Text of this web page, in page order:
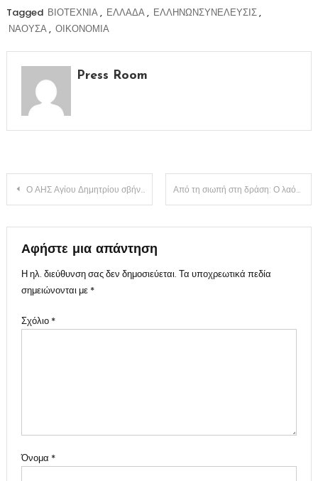
Tagged ΒΙΟΤΕΧΝΙΑ, ΕΛΛΑΔΑ, ΕΛΛΗΝΩΝΣΥΝΕΛΕΥΣΙΣ,
ΝΑΟΥΣΑ, ΟΙΚΟΝΟΜΙΑ
Press Room
Πλοήγηση
Ο ΑΗΣ Αγίου Δημητρίου σβήνει κι ένα κομμάτι της Ελλάδας σβήνει μαζί του Από τη σιωπή στη δράση: Ο λαός ως καθρέφτης της εξουσίας του
Αφήστε μια απάντηση
Η ηλ. διεύθυνση σας δεν δημοσιεύεται. Τα υποχρεωτικά πεδία
σημειώνονται με *
Σχόλιο *
Όνομα *